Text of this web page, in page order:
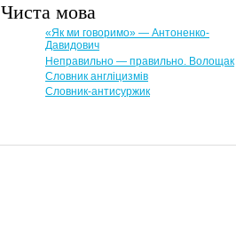
Чиста мова
«Як ми говоримо» — Антоненко-
Давидович
Неправильно — правильно. Волощак
Словник англіцизмів
Словник-антисуржик